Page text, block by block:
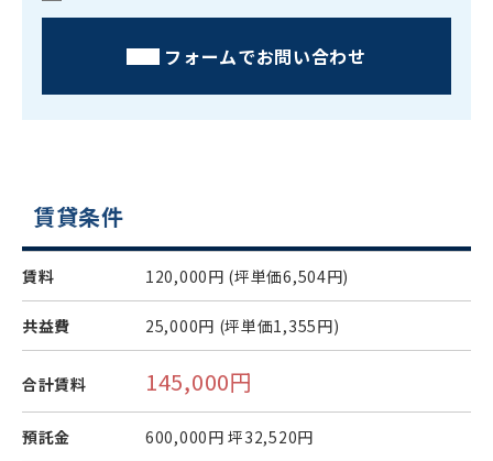
フォームでお問い合わせ
賃貸条件
賃料 120,000円 (坪単価6,504円)
共益費 25,000円 (坪単価1,355円)
合計賃料 145,000円
預託金 600,000円 坪32,520円